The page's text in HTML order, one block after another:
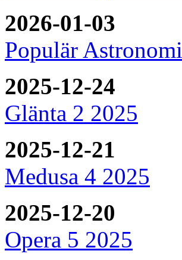
2026-01-03
Populär
2025-12-24
Glänta 2 2025
2025-12-21
Medusa 4 2025
2025-12-20
Opera 5 2025